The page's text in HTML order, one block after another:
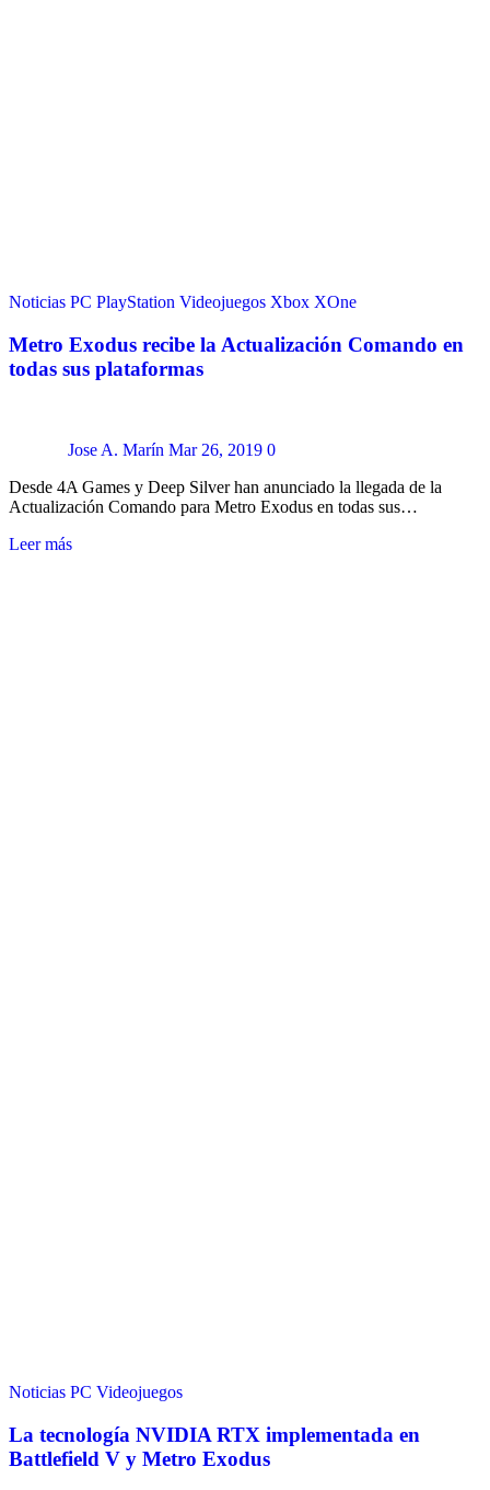
Noticias PC PlayStation Videojuegos Xbox XOne
Metro Exodus recibe la Actualización Comando en
todas sus plataformas
Jose A. Marín Mar 26, 2019 0
Desde 4A Games y Deep Silver han anunciado la llegada de la
Actualización Comando para Metro Exodus en todas sus…
Leer más
Noticias PC Videojuegos
La tecnología NVIDIA RTX implementada en
Battlefield V y Metro Exodus